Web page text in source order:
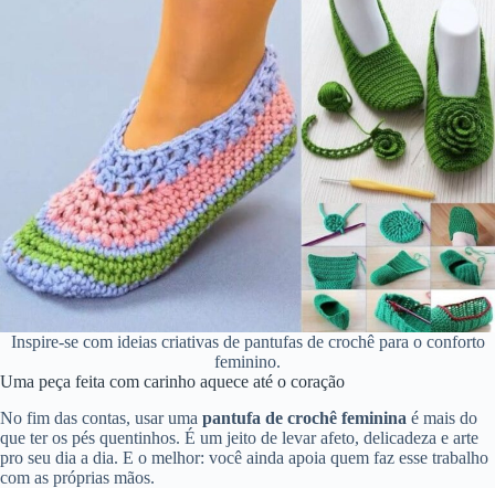
Inspire-se com ideias criativas de pantufas de crochê para o conforto
feminino.
Uma peça feita com carinho aquece até o coração
No fim das contas, usar uma pantufa de crochê feminina é mais do
que ter os pés quentinhos. É um jeito de levar afeto, delicadeza e arte
pro seu dia a dia. E o melhor: você ainda apoia quem faz esse trabalho
com as próprias mãos.